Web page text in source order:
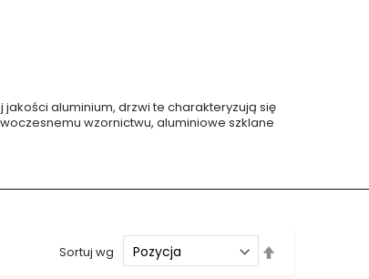
Drzwi z lewym panelem
Drzwi z prawym panelem
Drzwi z górnym i lewym naświetlem
aluminium, drzwi te charakteryzują się
wzornictwu, aluminiowe szklane
Sortuj wg